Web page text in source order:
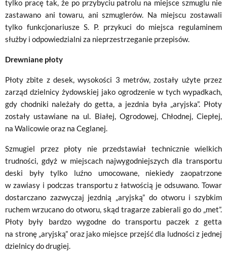
tylko pracę tak, że po przybyciu patrolu na miejsce szmuglu nie
zastawano ani towaru, ani szmuglerów. Na miejscu zostawali
tylko funkcjonariusze S. P. przykuci do miejsca regulaminem
służby i odpowiedzialni za nieprzestrzeganie przepisów.
Drewniane płoty
Płoty zbite z desek, wysokości 3 metrów, zostały użyte przez
zarząd dzielnicy żydowskiej jako ogrodzenie w tych wypadkach,
gdy chodniki należały do getta, a jezdnia była „aryjska”. Płoty
zostały ustawiane na ul. Białej, Ogrodowej, Chłodnej, Ciepłej,
na Walicowie oraz na Ceglanej.
Szmugiel przez płoty nie przedstawiał technicznie wielkich
trudności, gdyż w miejscach najwygodniejszych dla transportu
deski były tylko luźno umocowane, niekiedy zaopatrzone
w zawiasy i podczas transportu z łatwością je odsuwano. Towar
dostarczano zazwyczaj jezdnią „aryjską” do otworu i szybkim
ruchem wrzucano do otworu, skąd tragarze zabierali go do „met”.
Płoty były bardzo wygodne do transportu paczek z getta
na stronę „aryjską” oraz jako miejsce przejść dla ludności z jednej
dzielnicy do drugiej.